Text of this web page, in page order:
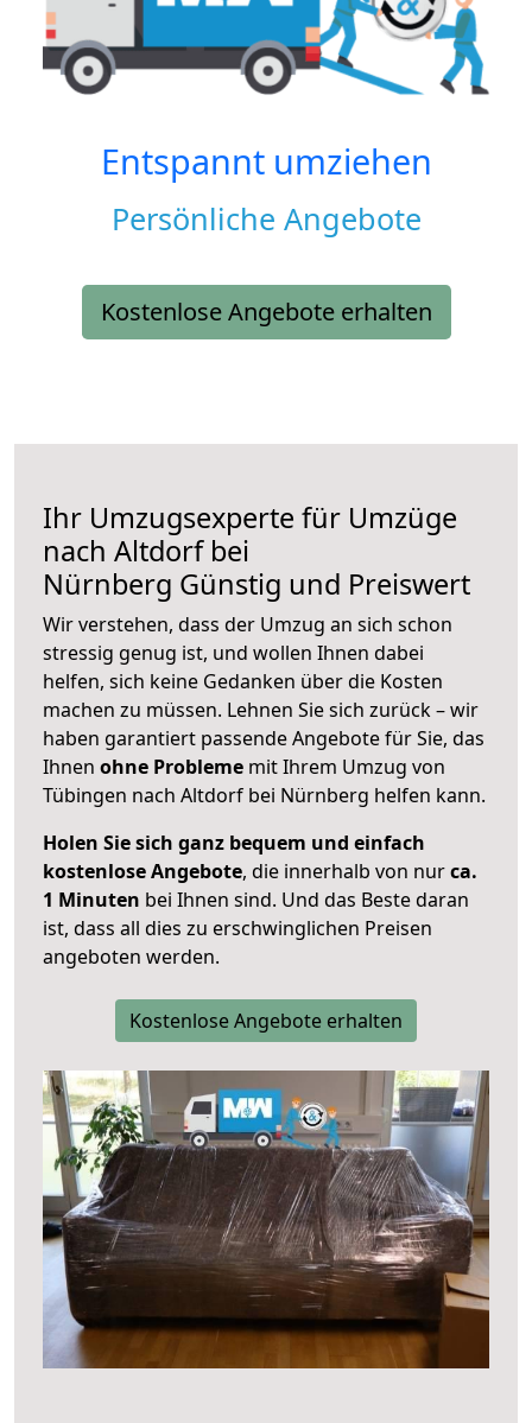
Entspannt umziehen
Persönliche Angebote
Kostenlose Angebote erhalten
Ihr Umzugsexperte für Umzüge
nach Altdorf bei
Nürnberg Günstig und Preiswert
Wir verstehen, dass der Umzug an sich schon
stressig genug ist, und wollen Ihnen dabei
helfen, sich keine Gedanken über die Kosten
machen zu müssen. Lehnen Sie sich zurück – wir
haben garantiert passende Angebote für Sie, das
Ihnen ohne Probleme mit Ihrem Umzug von
Tübingen nach Altdorf bei Nürnberg helfen kann.
Holen Sie sich ganz bequem und einfach
kostenlose Angebote, die innerhalb von nurca.
1 Minuten bei Ihnen sind. Und das Beste daran
ist, dass all dies zu erschwinglichen Preisen
angeboten werden.
Kostenlose Angebote erhalten